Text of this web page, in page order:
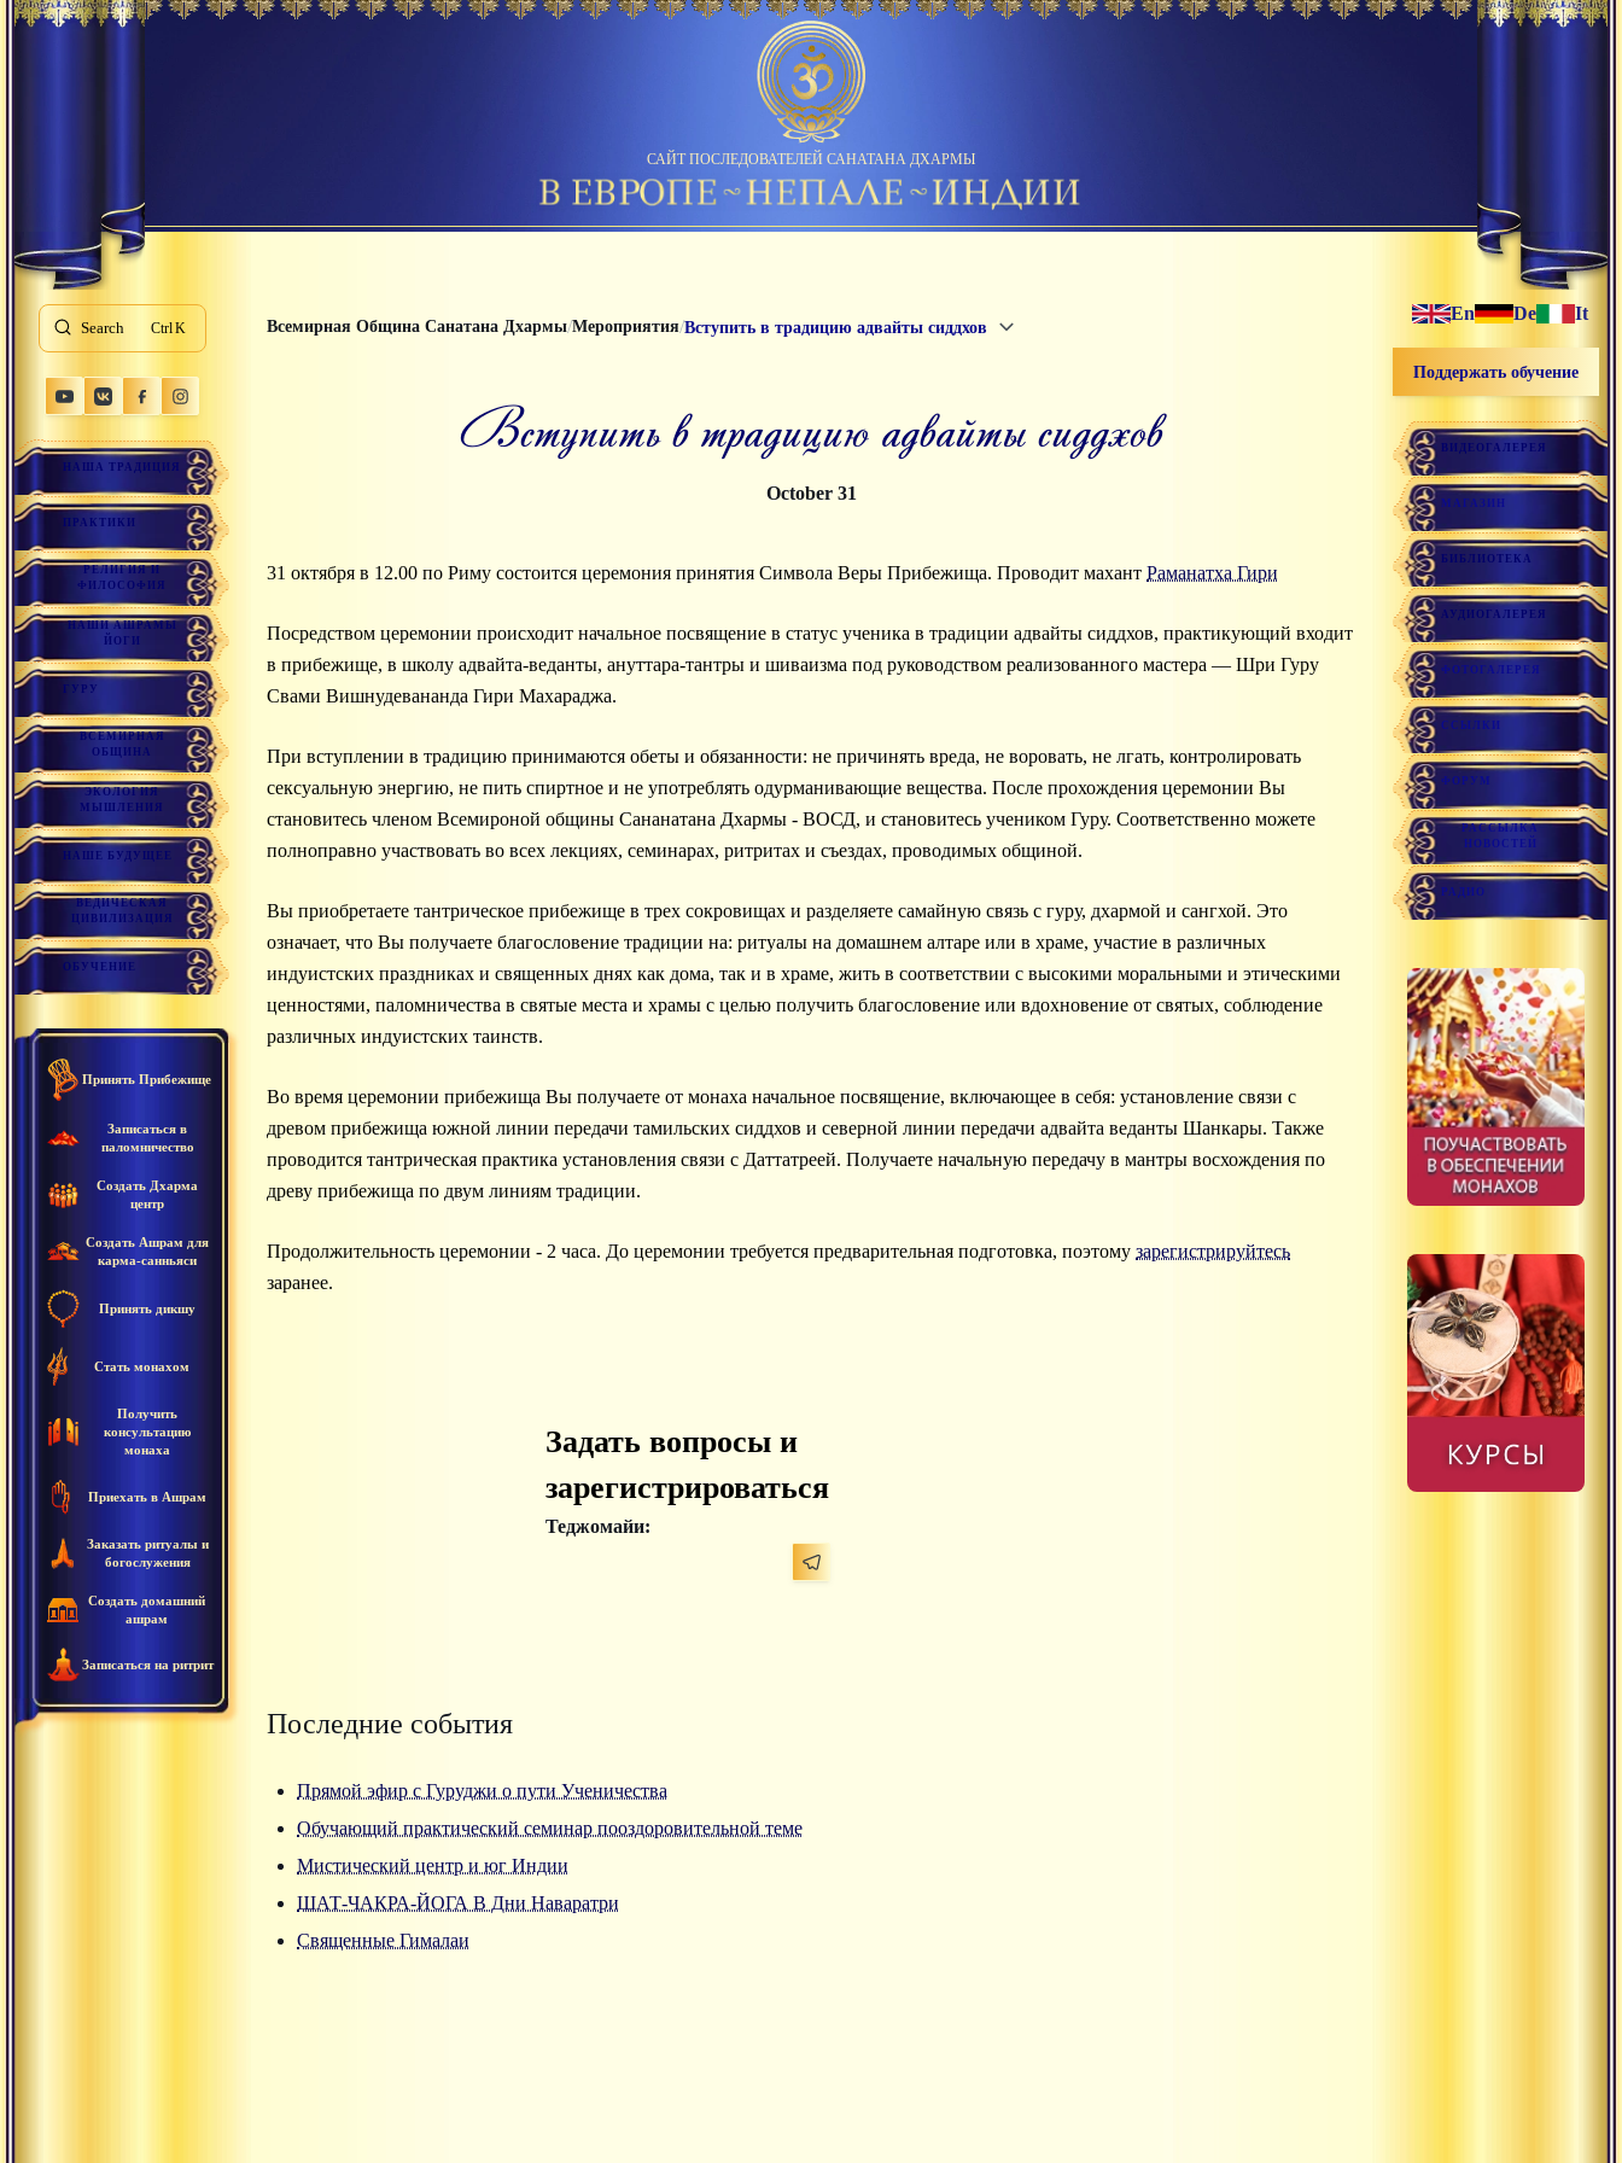
САЙТ ПОСЛЕДОВАТЕЛЕЙ САНАТАНА ДХАРМЫ
Search K
НАША ТРАДИЦИЯ
ПРАКТИКИ
РЕЛИГИЯ И
ФИЛОСОФИЯ
НАШИ АШРАМЫ
ЙОГИ
ГУРУ
ВСЕМИРНАЯ
ОБЩИНА
ЭКОЛОГИЯ
МЫШЛЕНИЯ
НАШЕ БУДУЩЕЕ
ВЕДИЧЕСКАЯ
ЦИВИЛИЗАЦИЯ
ОБУЧЕНИЕ
Принять Прибежище
Записаться в
паломничество
Создать Дхарма
центр
Создать Ашрам для
карма-санньяси
Принять дикшу
Стать монахом
Получить
консультацию
монаха
Приехать в Ашрам
Заказать ритуалы и
богослужения
Создать домашний
ашрам
Записаться на ритрит
Всемирная Община Санатана Дхармы/Мероприятия/Вступить в традицию адвайты сиддхов
Вступить в традицию адвайты сиддхов
October 31
31 октября в 12.00 по Риму состоится церемония принятия Символа Веры Прибежища. Проводит махант Раманатха Гири
Посредством церемонии происходит начальное посвящение в статус ученика в традиции адвайты сиддхов, практикующий входит
в прибежище, в школу адвайта-веданты, ануттара-тантры и шиваизма под руководством реализованного мастера — Шри Гуру
Свами Вишнудевананда Гири Махараджа.
При вступлении в традицию принимаются обеты и обязанности: не причинять вреда, не воровать, не лгать, контролировать
сексуальную энергию, не пить спиртное и не употреблять одурманивающие вещества. После прохождения церемонии Вы
становитесь членом Всемироной общины Сананатана Дхармы - ВОСД, и становитесь учеником Гуру. Соответственно можете
полноправно участвовать во всех лекциях, семинарах, ритритах и съездах, проводимых общиной.
Вы приобретаете тантрическое прибежище в трех сокровищах и разделяете самайную связь с гуру, дхармой и сангхой. Это
означает, что Вы получаете благословение традиции на: ритуалы на домашнем алтаре или в храме, участие в различных
индуистских праздниках и священных днях как дома, так и в храме, жить в соответствии с высокими моральными и этическими
ценностями, паломничества в святые места и храмы с целью получить благословение или вдохновение от святых, соблюдение
различных индуистских таинств.
Во время церемонии прибежища Вы получаете от монаха начальное посвящение, включающее в себя: установление связи с
древом прибежища южной линии передачи тамильских сиддхов и северной линии передачи адвайта веданты Шанкары. Также
проводится тантрическая практика установления связи с Даттатреей. Получаете начальную передачу в мантры восхождения по
древу прибежища по двум линиям традиции.
Продолжительность церемонии - 2 часа. До церемонии требуется предварительная подготовка, поэтому зарегистрируйтесь
заранее.
Задать вопросы и
зарегистрироваться
Теджомайи:
Последние события
Прямой эфир с Гуруджи о пути Ученичества
Обучающий практический семинар пооздоровительной теме
Мистический центр и юг Индии
ШАТ-ЧАКРА-ЙОГА В Дни Наваратри
Священные Гималаи
En De It
Поддержать обучение
ВИДЕОГАЛЕРЕЯ
МАГАЗИН
БИБЛИОТЕКА
АУДИОГАЛЕРЕЯ
ФОТОГАЛЕРЕЯ
ССЫЛКИ
ФОРУМ
РАССЫЛКА
НОВОСТЕЙ
РАДИО